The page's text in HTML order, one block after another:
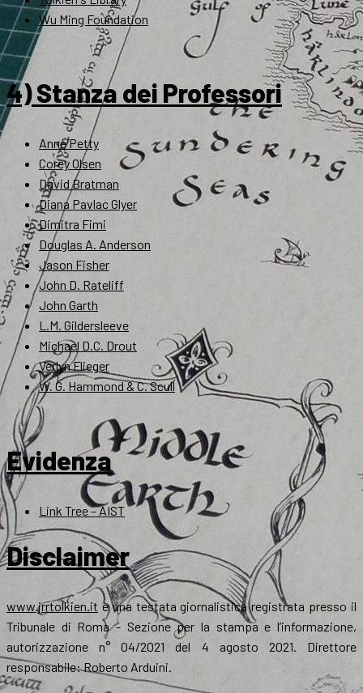
Wu Ming Foundation
4) Stanza dei Professori
Anne Petty
Corey Olsen
David Bratman
Diana Pavlac Glyer
Dimitra Fimi
Douglas A. Anderson
Jason Fisher
John D. Rateliff
John Garth
L.M. Gildersleeve
Michael D.C. Drout
Verlyn Flieger
W. G. Hammond & C. Scull
Evidenza
Link Tree – AIST
Disclaimer
www.jrrtolkien.it è una testata giornalistica registrata presso il
Tribunale di Roma - Sezione per la stampa e l’informazione,
autorizzazione n° 04/2021 del 4 agosto 2021. Direttore
responsabile: Roberto Arduini.